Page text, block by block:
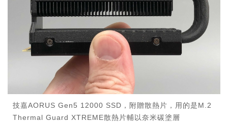
技嘉AORUS Gen5 12000 SSD，附贈散熱片，用的是M.2
Thermal Guard XTREME散熱片輔以奈米碳塗層